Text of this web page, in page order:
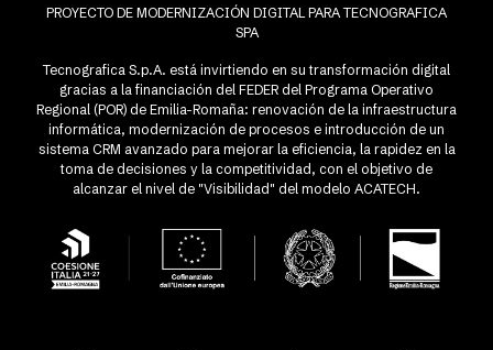
PROYECTO DE MODERNIZACIÓN DIGITAL PARA TECNOGRAFICA
SPA
Tecnografica S.p.A. está invirtiendo en su transformación digital
gracias a la financiación del FEDER del Programa Operativo
Regional (POR) de Emilia-Romaña: renovación de la infraestructura
informática, modernización de procesos e introducción de un
sistema CRM avanzado para mejorar la eficiencia, la rapidez en la
toma de decisiones y la competitividad, con el objetivo de
alcanzar el nivel de "Visibilidad" del modelo ACATECH.